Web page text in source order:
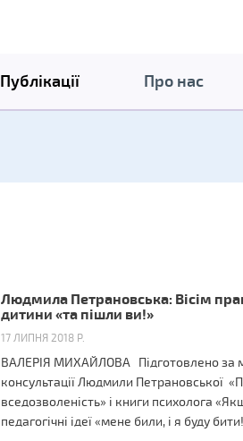
Публікації Про нас
Людмила Петрановська: Вісім
дитини «та пішли ви!»
17 ЛИПНЯ 2018 Р.
ВАЛЕРІЯ МИХАЙЛОВА Підготовлено за
консультації Людмили Петрановської
вседозволеність» і книги психолога
педагогічні ідеї «мене били, і я буду